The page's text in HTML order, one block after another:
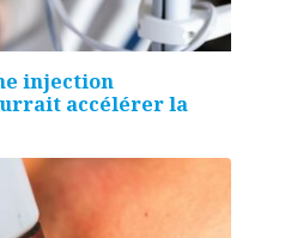
injection
accélérer la